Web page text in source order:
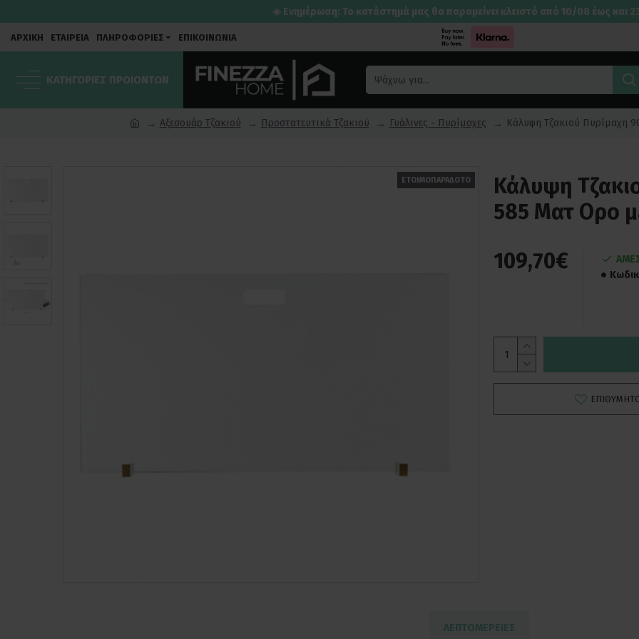
☀️ Ενημέρωση: Το κατάστημά μας θα παραμείνει κλειστό από 10/08 έως και
ΑΡΧΙΚΗ ΕΤΑΙΡΕΙΑ ΠΛΗΡΟΦΟΡΙΕΣ ΕΠΙΚΟΙΝΩΝΙΑ
ΚΑΤΗΓΟΡΙΕΣ ΠΡΟΙΟΝΤΩΝ
Αξεσουάρ Τζακιού Προστατευτικά Τζακιού Γυάλινες - Πυρίμαχες Κάλυψη Τζακιού Πυρίμαχη
ΕΤΟΙΜΟΠΑΡΑΔΟΤΟ
Κάλυψη
585 Ματ Ορο
109,70€
ΛΕΠΤΟΜΕΡΕΙΕΣ